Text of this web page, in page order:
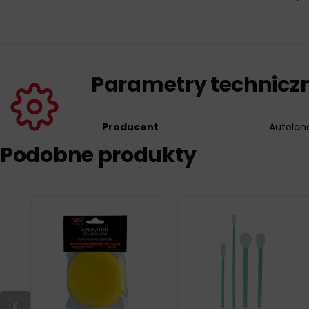
Parametry
Producent
Podobne produkty